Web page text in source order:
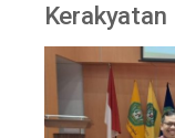
Kerakyatan